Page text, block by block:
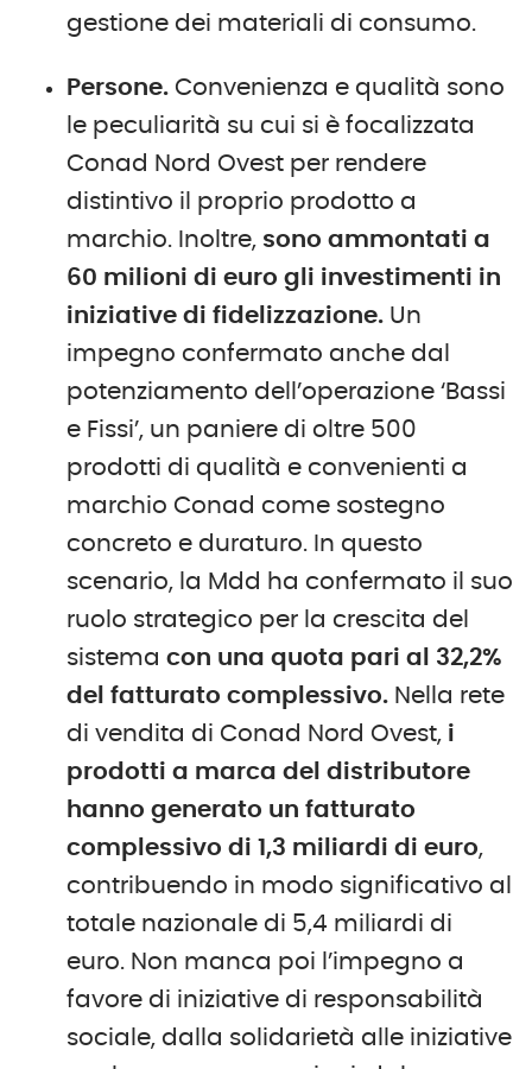
gestione dei materiali di consumo.
Persone. Convenienza e qualità sono
le peculiarità su cui si è focalizzata
Conad Nord Ovest per rendere
distintivo il proprio prodotto a
marchio. Inoltre, sono ammontati a
60 milioni di euro gli investimenti in
iniziative di fidelizzazione. Un
impegno confermato anche dal
potenziamento dell’operazione ‘Bassi
e Fissi’, un paniere di oltre 500
prodotti di qualità e convenienti a
marchio Conad come sostegno
concreto e duraturo. In questo
scenario, la Mdd ha confermato il suo
ruolo strategico per la crescita del
sistema con una quota pari al 32,2%
del fatturato complessivo. Nella rete
di vendita di Conad Nord Ovest, i
prodotti a marca del distributore
hanno generato un fatturato
complessivo di 1,3 miliardi di euro,
contribuendo in modo significativo al
totale nazionale di 5,4 miliardi di
euro. Non manca poi l’impegno a
favore di iniziative di responsabilità
sociale, dalla solidarietà alle iniziative